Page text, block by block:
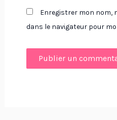
Enregistrer mon nom,
dans le navigateur pour